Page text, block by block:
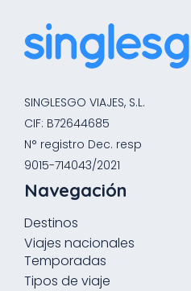
SINGLESGO VIAJES, S.L.
CIF: B72644685
N° registro Dec. resp
9015-714043/2021
Navegación
Destinos
Viajes nacionales
Temporadas
Tipos de viaje